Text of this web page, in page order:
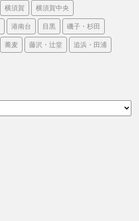
横須賀 横須賀中央
港南台 目黒 磯子・杉田
蕎麦 藤沢・辻堂 追浜・田浦